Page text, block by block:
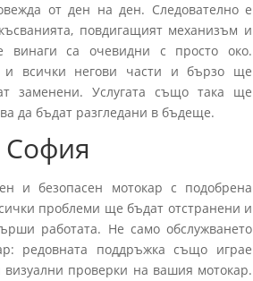
от ден на ден. Следователно е
повдигащият механизъм и
винаги са очевидни с просто око.
и всички негови части и бързо ще
заменени. Услугата също така ще
да бъдат разгледани в бъдеще.
София
и безопасен мотокар с подобрена
проблеми ще бъдат отстранени и
работата. Не само обслужването
редовната поддръжка също играе
проверки на вашия мотокар.